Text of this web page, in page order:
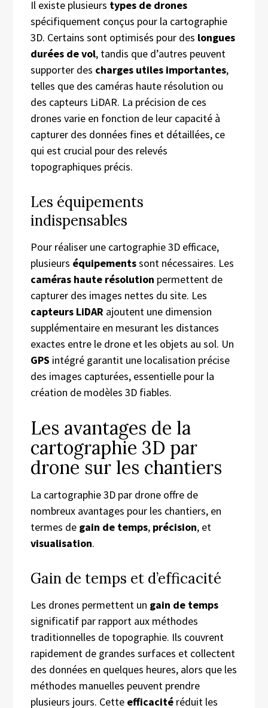
Il existe plusieurs types de drones
spécifiquement conçus pour la cartographie
3D. Certains sont optimisés pour des longues
durées de vol, tandis que d’autres peuvent
supporter des charges utiles importantes,
telles que des caméras haute résolution ou
des capteurs LiDAR. La précision de ces
drones varie en fonction de leur capacité à
capturer des données fines et détaillées, ce
qui est crucial pour des relevés
topographiques précis.
Les équipements
indispensables
Pour réaliser une cartographie 3D efficace,
plusieurs équipementssont nécessaires. Les
caméras haute résolution permettent de
capturer des images nettes du site. Les
capteurs LiDAR ajoutent une dimension
supplémentaire en mesurant les distances
exactes entre le drone et les objets au sol. Un
GPS intégré garantit une localisation précise
des images capturées, essentielle pour la
création de modèles 3D fiables.
Les avantages de la
cartographie 3D par
drone sur les chantiers
La cartographie 3D par drone offre de
nombreux avantages pour les chantiers, en
termes de gain de temps, précision, et
visualisation.
Gain de temps et d’efficacité
Les drones permettent un gain de temps
significatif par rapport aux méthodes
traditionnelles de topographie. Ils couvrent
rapidement de grandes surfaces et collectent
des données en quelques heures, alors que les
méthodes manuelles peuvent prendre
plusieurs jours. Cette efficacité réduit les